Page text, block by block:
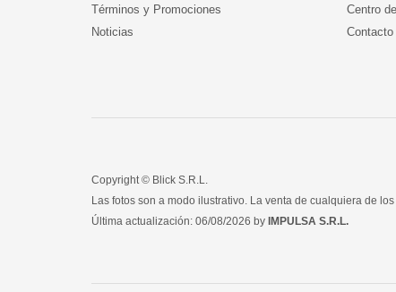
Términos y Promociones
Noticias
Centro
Contacto
Copyright © Blick S.R.L.
Las fotos son a modo ilustrativo. La venta de cualquiera de
Última actualización: 06/08/2026 by IMPULSA S.R.L.